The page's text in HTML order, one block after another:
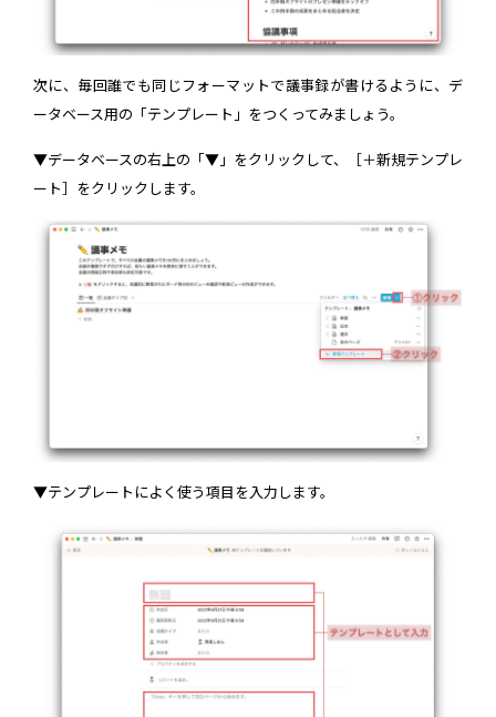
次に、毎回誰でも同じフォーマットで議事録が書けるように、デ
ータベース用の「テンプレート」をつくってみましょう。
▼データベースの右上の「▼」をクリックして、［＋新規テンプレ
ート］をクリックします。
▼テンプレートによく使う項目を入力します。